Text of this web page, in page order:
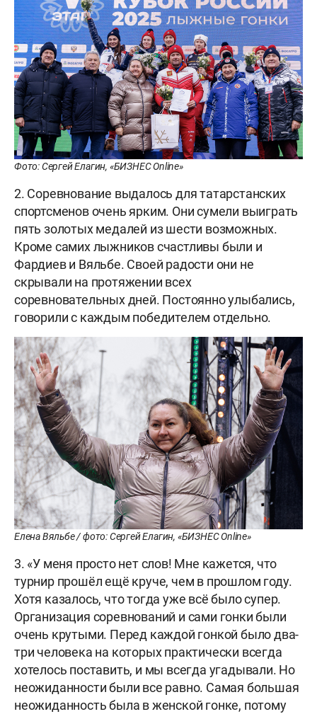
Фото: Сергей Елагин, «БИЗНЕС Online»
2. Соревнование выдалось для татарстанских
спортсменов очень ярким. Они сумели выиграть
пять золотых медалей из шести возможных.
Кроме самих лыжников счастливы были и
Фардиев и Вяльбе. Своей радости они не
скрывали на протяжении всех
соревновательных дней. Постоянно улыбались,
говорили с каждым победителем отдельно.
Елена Вяльбе / фото: Сергей Елагин, «БИЗНЕС Online»
3. «У меня просто нет слов! Мне кажется, что
турнир прошёл ещё круче, чем в прошлом году.
Хотя казалось, что тогда уже всё было супер.
Организация соревнований и сами гонки были
очень крутыми. Перед каждой гонкой было два-
три человека на которых практически всегда
хотелось поставить, и мы всегда угадывали. Но
неожиданности были все равно. Самая большая
неожиданность была в женской гонке, потому